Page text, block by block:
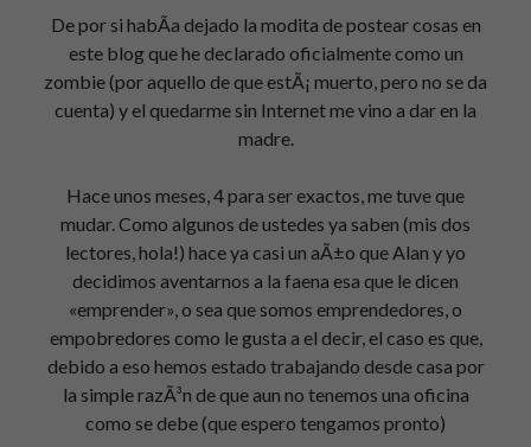
De por si habÃ­a dejado la modita de postear cosas en
este blog que he declarado oficialmente como un
zombie (por aquello de que estÃ¡ muerto, pero no se da
cuenta) y el quedarme sin Internet me vino a dar en la
madre.
Hace unos meses, 4 para ser exactos, me tuve que
mudar. Como algunos de ustedes ya saben (mis dos
lectores, hola!) hace ya casi un aÃ±o que Alan y yo
decidimos aventarnos a la faena esa que le dicen
«emprender», o sea que somos emprendedores, o
empobredores como le gusta a el decir, el caso es que,
debido a eso hemos estado trabajando desde casa por
la simple razÃ³n de que aun no tenemos una oficina
como se debe (que espero tengamos pronto)